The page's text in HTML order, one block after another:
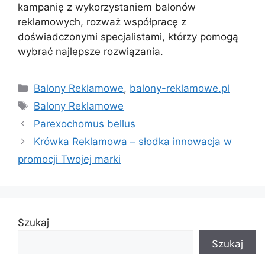
kampanię z wykorzystaniem balonów
reklamowych, rozważ współpracę z
doświadczonymi specjalistami, którzy pomogą
wybrać najlepsze rozwiązania.
Kategorie
Balony Reklamowe, balony-reklamowe.pl
Tagi
Balony Reklamowe
Parexochomus bellus
Krówka Reklamowa – słodka innowacja w
promocji Twojej marki
Szukaj
Szukaj